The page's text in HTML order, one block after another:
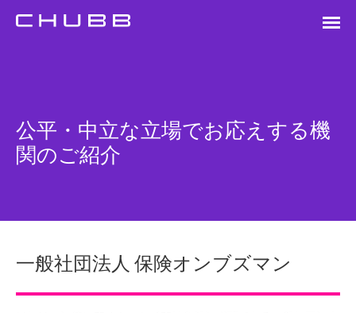
公平・中立な立場でお応えする機
関のご紹介
一般社団法人 保険オンブズマン